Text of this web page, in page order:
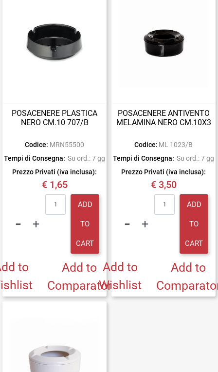
POSACENERE PLASTICA
NERO CM.10 707/B
Codice: MRN55500
Tempi di Consegna: Su ord.: 7 gg
Prezzo Privati (iva inclusa):
€ 1,65
ADD
TO
CART
to
Add to
Comparator
POSACENERE ANTIVENTO
MELAMINA NERO CM.10X3
Codice: ML 1023/B
Tempi di Consegna: Su ord.: 7 gg
Prezzo Privati (iva inclusa):
€ 3,50
ADD
TO
CART
Add to
Wishlist
Add to